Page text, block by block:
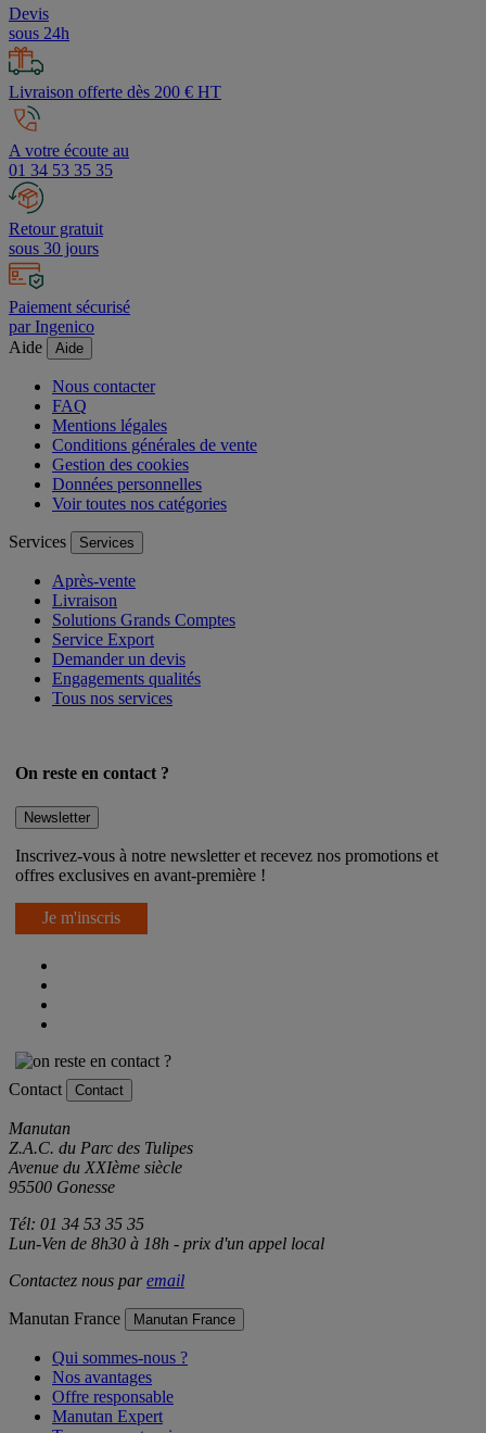
Devis
sous 24h
Livraison offerte dès 200 € HT
A votre écoute au
01 34 53 35 35
Retour gratuit
sous 30 jours
Paiement sécurisé
par Ingenico
Aide
Aide
Nous contacter
FAQ
Mentions légales
Conditions générales de vente
Gestion des cookies
Données personnelles
Voir toutes nos catégories
Services Services
Après-vente
Livraison
Solutions Grands Comptes
Service Export
Demander un devis
Engagements qualités
Tous nos services
On reste en contact ?
Newsletter
Inscrivez-vous à notre newsletter et recevez nos promotions et
offres exclusives en avant-première !
Je m'inscris
Contact Contact
Manutan
Z.A.C. du Parc des Tulipes
Avenue du XXIème siècle
95500 Gonesse
Tél: 01 34 53 35 35
Lun-Ven de 8h30 à 18h - prix d'un appel local
Contactez nous paremail
Manutan France Manutan France
Qui sommes-nous ?
Nos avantages
Offre responsable
Manutan Expert